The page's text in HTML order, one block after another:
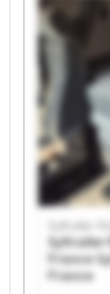
Syltrailer
Syltrailer
Syltrailer
Syltrailer
Syltrailer
Syltrailer
Syltrailer
France
France